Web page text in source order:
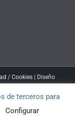
/ Cookies| Diseño
de terceros para
Configurar